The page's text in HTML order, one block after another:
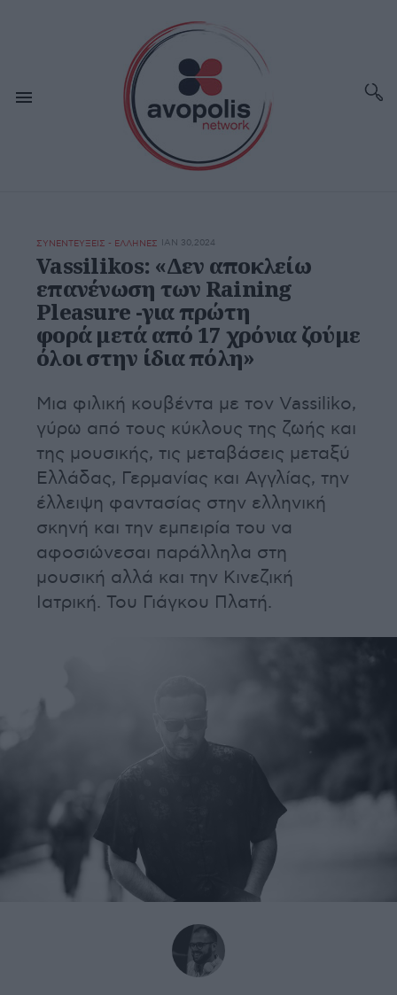
ΣΥΝΕΝΤΕΥΞΕΙΣ - ΕΛΛΗΝΕΣ ΙΑΝ 30,2024
Vassilikos: «Δεν αποκλείω
επανένωση των Raining
Pleasure -για πρώτη
φορά μετά από 17 χρόνια ζούμε
όλοι στην ίδια πόλη»
Μια φιλική κουβέντα με τον Vassiliko,
γύρω από τους κύκλους της ζωής και
της μουσικής, τις μεταβάσεις μεταξύ
Ελλάδας, Γερμανίας και Αγγλίας, την
έλλειψη φαντασίας στην ελληνική
σκηνή και την εμπειρία του να
αφοσιώνεσαι παράλληλα στη
μουσική αλλά και την Κινεζική
Ιατρική. Του Γιάγκου Πλατή.